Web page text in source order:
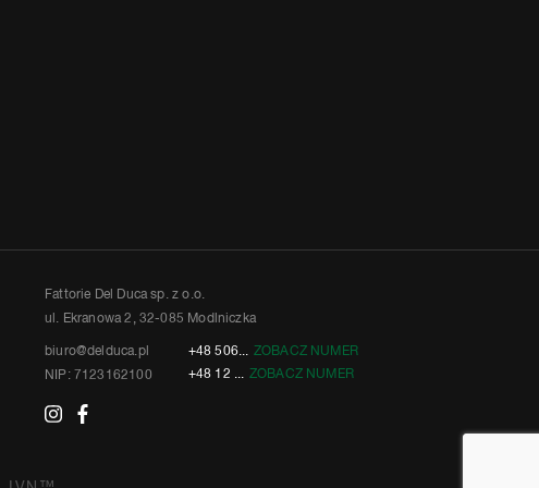
Fattorie Del Duca sp. z o.o.
ul. Ekranowa 2, 32-085 Modlniczka
biuro@delduca.pl
NIP: 7123162100
+48 506... ZOBACZ NUMER
+48 12 ... ZOBACZ NUMER